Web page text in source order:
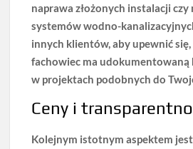
naprawa złożonych instalacji czy
systemów wodno-
innych klientów, aby upewnić
fachowiec ma
w projektach podobnych do
Ceny i
Kolejnym istotnym aspektem jest